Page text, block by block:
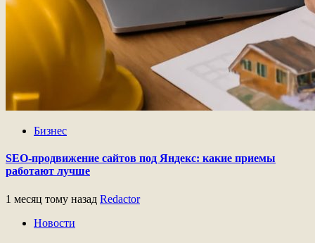
Бизнес
SEO-продвижение сайтов под Яндекс: какие приемы
работают лучше
1 месяц тому назад Redactor
Новости